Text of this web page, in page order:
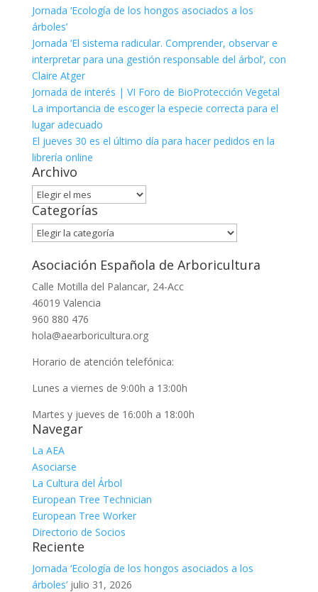
Jornada ‘Ecología de los hongos asociados a los
árboles’
Jornada ‘El sistema radicular. Comprender, observar e
interpretar para una gestión responsable del árbol’, con
Claire Atger
Jornada de interés | VI Foro de BioProtección Vegetal
La importancia de escoger la especie correcta para el
lugar adecuado
El jueves 30 es el último día para hacer pedidos en la
librería online
Archivo
Archivo
Categorías
Categorías
Asociación Española de Arboricultura
Calle Motilla del Palancar, 24-Acc
46019 Valencia
960 880 476
hola@aearboricultura.org
Horario de atención telefónica:
Lunes a viernes de 9:00h a 13:00h
Martes y jueves de 16:00h a 18:00h
Navegar
La AEA
Asociarse
La Cultura del Árbol
European Tree Technician
European Tree Worker
Directorio de Socios
Reciente
Jornada ‘Ecología de los hongos asociados a los
árboles’ julio 31, 2026